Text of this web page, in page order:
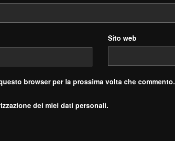
Sito web
browser per la prossima volta che commento.
dei miei dati personali.